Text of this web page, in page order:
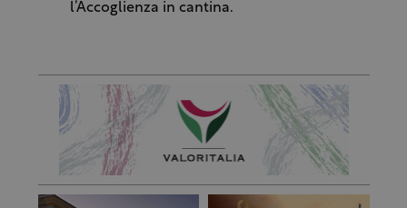
l’Accoglienza in cantina.